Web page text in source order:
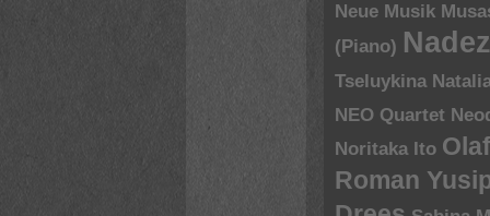
Neue Musik
(Piano)
Tseluykina
NEO Quartet
Noritaka Ito
Roman